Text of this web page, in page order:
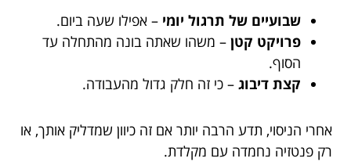
שבועיים של תרגול יומי – אפילו שעה ביום.
פרויקט קטן – משהו שאתה בונה מהתחלה עד
הסוף.
קצת דיבוג – כי זה חלק גדול מהעבודה.
אחרי הניסוי, תדע הרבה יותר אם זה כיוון שמדליק אותך, או
רק פנטזיה נחמדה עם מקלדת.